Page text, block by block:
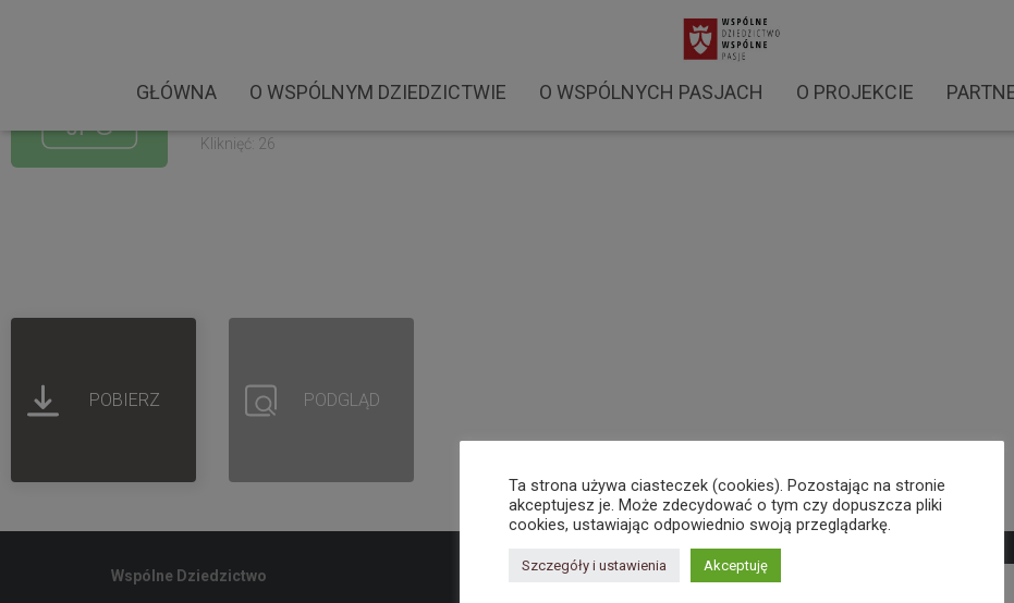
GŁÓWNA O WSPÓLNYM DZIEDZICTWIE O WSPÓLNYCH PASJACH O PROJEKCIE
Created: 10-09-2022
Kliknięć: 26
POBIERZ PODGLĄD
Wspólne Dziedzictwo
Ta strona używa ciasteczek (cookies). Pozostając na stronie
akceptujesz je. Może zdecydować o tym czy dopuszcza pliki
cookies, ustawiając odpowiednio swoją przeglądarkę.
Szczegóły i ustawienia Akceptuję